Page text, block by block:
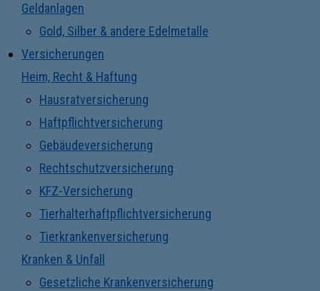
Geldanlagen
Gold, Silber & andere Edelmetalle
Versicherungen
Heim, Recht & Haftung
Hausratversicherung
Haftpflichtversicherung
Gebäudeversicherung
Rechtschutzversicherung
KFZ-Versicherung
Tierhalterhaftpflichtversicherung
Tierkrankenversicherung
Kranken & Unfall
Gesetzliche Krankenversicherung